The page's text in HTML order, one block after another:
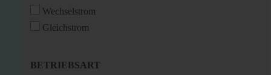
Wechselstrom
Gleichstrom
BETRIEBSART
BETRIEBSART